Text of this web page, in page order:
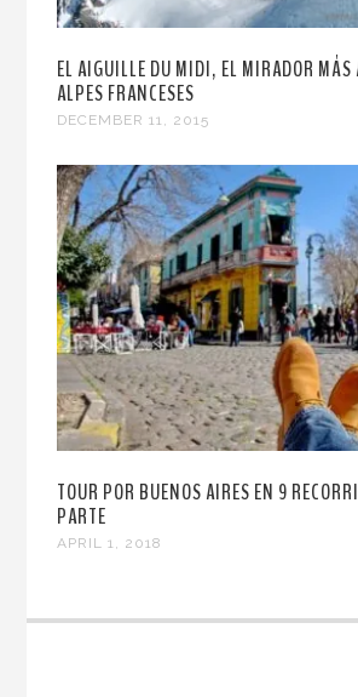
EL AIGUILLE DU MIDI, EL MIRADOR MÁS
ALPES FRANCESES
DECEMBER 11, 2015
TOUR POR BUENOS AIRES EN 9
PARTE
APRIL 1, 2018